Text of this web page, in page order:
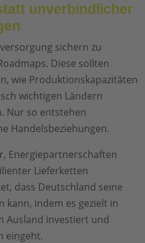
unverbindlicher
sichern zu
Diese sollten
wie Produktionskapazitäten
wichtigen Ländern
Nur so entstehen
Handelsbeziehungen.
Energiepartnerschaften
Lieferketten
dass Deutschland seine
kann, indem es gezielt in
Ausland investiert und
eingeht.